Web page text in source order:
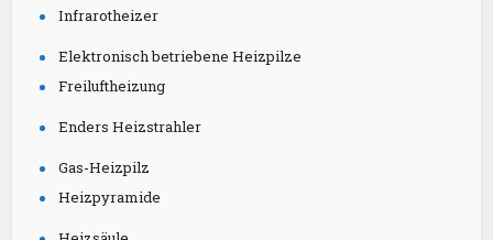
Infrarotheizer
Elektronisch betriebene Heizpilze
Freiluftheizung
Enders Heizstrahler
Gas-Heizpilz
Heizpyramide